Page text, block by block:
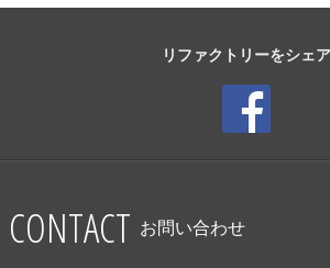
リファクトリーをシェア
CONTACT お問い合わせ